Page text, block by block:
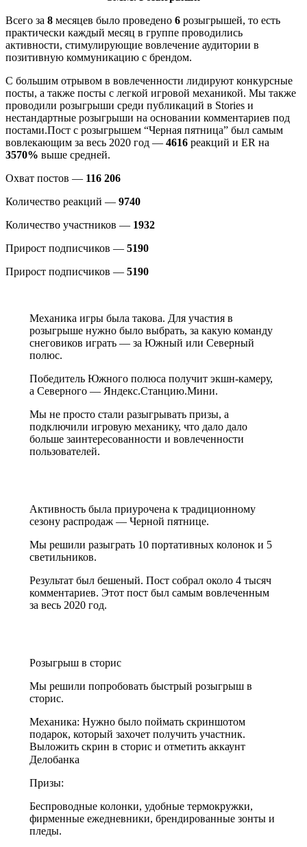
Всего за 8 месяцев было проведено 6 розыгрышей, то есть
практически каждый месяц в группе проводились
активности, стимулирующие вовлечение аудитории в
позитивную коммуникацию с брендом.
С большим отрывом в вовлеченности лидируют конкурсные
посты, а также посты с легкой игровой механикой. Мы также
проводили розыгрыши среди публикаций в Stories и
нестандартные розыгрыши на основании комментариев под
постами.Пост с розыгрышем “Черная пятница” был самым
вовлекающим за весь 2020 год — 4616 реакций и ER на
3570% выше средней.
Охват постов — 116 206
Количество реакций — 9740
Количество участников — 1932
Прирост подписчиков — 5190
Прирост подписчиков — 5190
Механика игры была такова. Для участия в
розыгрыше нужно было выбрать, за какую команду
снеговиков играть — за Южный или Северный
полюс.
Победитель Южного полюса получит экшн-камеру,
а Северного — Яндекс.Станцию.Мини.
Мы не просто стали разыгрывать призы, а
подключили игровую механику, что дало дало
больше заинтересованности и вовлеченности
пользователей.
Активность была приурочена к традиционному
сезону распродаж — Черной пятнице.
Мы решили разыграть 10 портативных колонок и 5
светильников.
Результат был бешеный. Пост собрал около 4 тысяч
комментариев. Этот пост был самым вовлеченным
за весь 2020 год.
Розыгрыш в сторис
Мы решили попробовать быстрый розыгрыш в
сторис.
Механика: Нужно было поймать скриншотом
подарок, который захочет получить участник.
Выложить скрин в сторис и отметить аккаунт
Делобанка⠀
Призы:
Беспроводные колонки, удобные термокружки,
фирменные ежедневники, брендированные зонты и
пледы.